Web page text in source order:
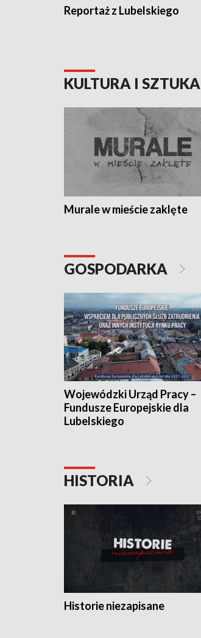
Reportaż z Lubelskiego
KULTURA I SZTUKA
Murale w mieście zaklęte
GOSPODARKA
Wojewódzki Urząd Pracy –
Fundusze Europejskie dla
Lubelskiego
HISTORIA
Historie niezapisane